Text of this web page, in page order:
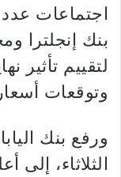
اجتماعات عدد
بنك إنجلترا
لتقييم تأثير
وتوقعات
ورفع بنك